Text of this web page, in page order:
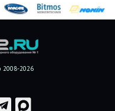
2008-2026